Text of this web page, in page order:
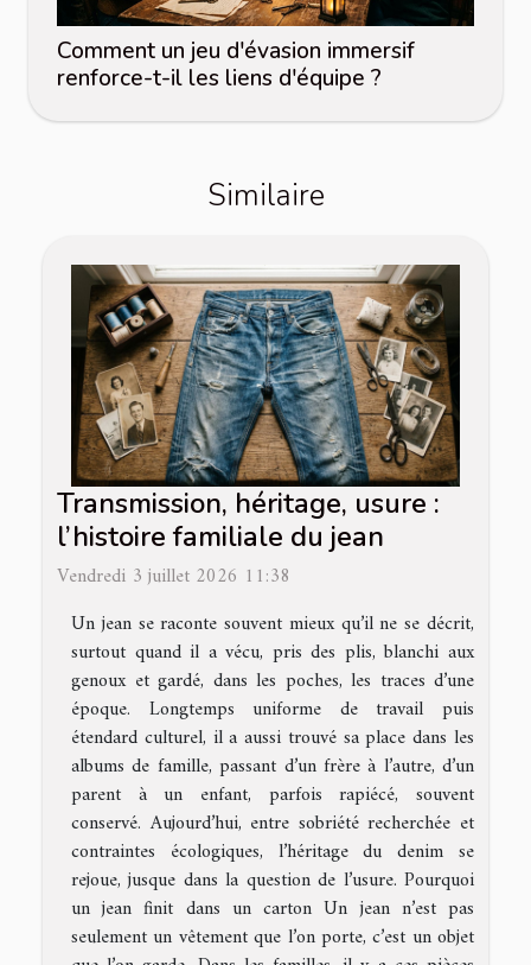
Comment un jeu d'évasion immersif
renforce-t-il les liens d'équipe ?
Similaire
Transmission, héritage, usure :
l’histoire familiale du jean
Vendredi 3 juillet 2026 11:38
Un jean se raconte souvent mieux qu’il ne se décrit,
surtout quand il a vécu, pris des plis, blanchi aux
genoux et gardé, dans les poches, les traces d’une
époque. Longtemps uniforme de travail puis
étendard culturel, il a aussi trouvé sa place dans les
albums de famille, passant d’un frère à l’autre, d’un
parent à un enfant, parfois rapiécé, souvent
conservé. Aujourd’hui, entre sobriété recherchée et
contraintes écologiques, l’héritage du denim se
rejoue, jusque dans la question de l’usure. Pourquoi
un jean finit dans un carton Un jean n’est pas
seulement un vêtement que l’on porte, c’est un objet